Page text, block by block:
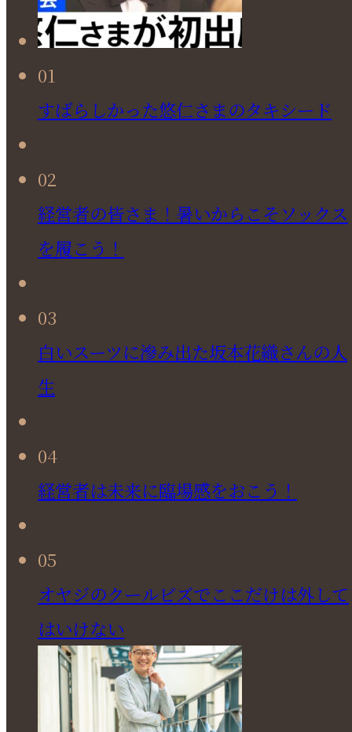
01
すばらしかった悠仁さまのタキシード
02
経営者の皆さま！暑いからこそソックス
を履こう！
03
白いスーツに滲み出た坂本花織さんの人
生
04
経営者は未来に臨場感をおこう！
05
オヤジのクールビズでここだけは外して
はいけない